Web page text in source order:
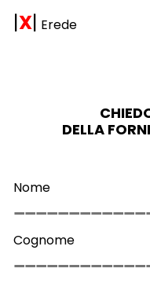
|X| Erede
DELLA
Nome
Cognome